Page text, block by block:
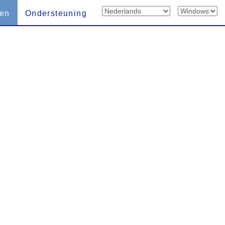
Ondersteuning